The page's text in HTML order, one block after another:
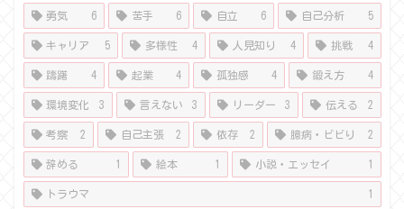
勇気 6 苦手 6 自立 6 自己分析 5
キャリア 5 多様性 4 人見知り 4 挑戦 4
躊躇 4 起業 4 孤独感 4 鍛え方 4
環境変化 3 言えない 3 リーダー 3 伝える 2
考察 2 自己主張 2 依存 2 臆病・ビビり 2
辞める 1 絵本 1 小説・エッセイ 1
トラウマ 1